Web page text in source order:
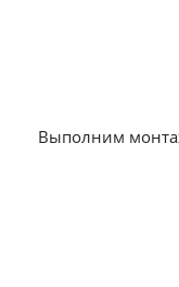
Выполним